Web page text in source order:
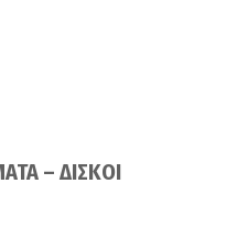
– ΔΙΣΚΟΙ